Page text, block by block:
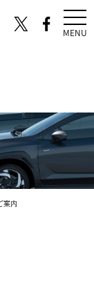
MENU
案内